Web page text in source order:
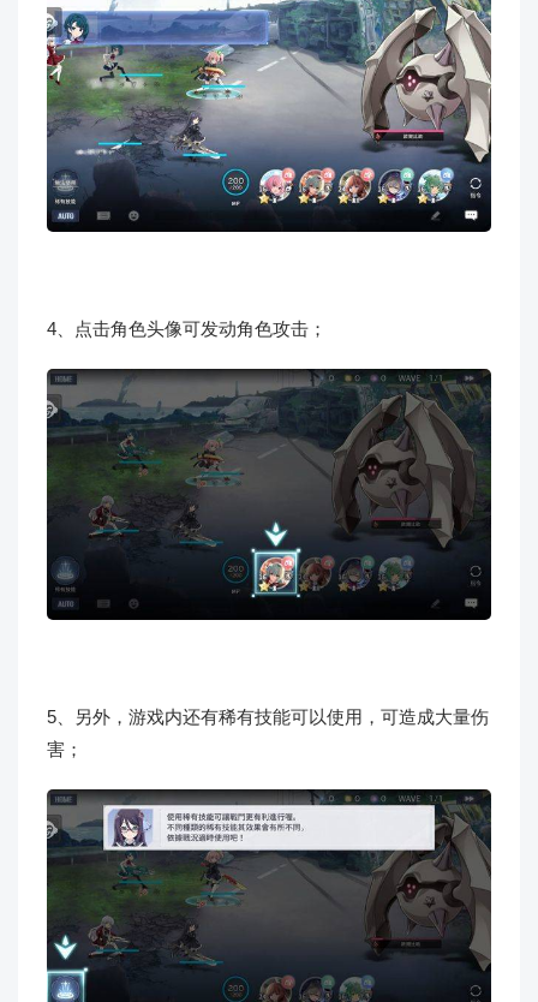
4、点击角色头像可发动角色攻击；
5、另外，游戏内还有稀有技能可以使用，可造成大量伤
害；